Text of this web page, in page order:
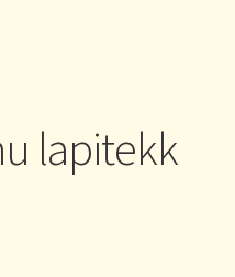
lapitekk